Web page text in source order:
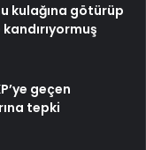
kulağına götürüp
geçen
tepki